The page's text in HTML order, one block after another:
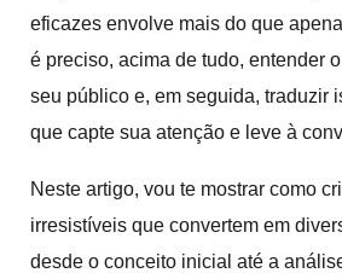
eficazes envolve mais do que
é preciso, acima de tudo, entender
seu público e, em seguida, traduzir
que capte sua atenção e leve à
Neste artigo, vou te mostrar como
irresistíveis que convertem em
desde o conceito inicial até a